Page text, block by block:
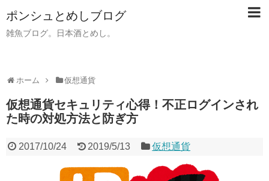
ポンシュとめしブログ
雑魚ブログ。日本酒とめし。
ホーム 仮想通貨
仮想通貨セキュリティ心得！不正ログインされ
た時の対処方法と防ぎ方
2017/10/24 2019/5/13 仮想通貨